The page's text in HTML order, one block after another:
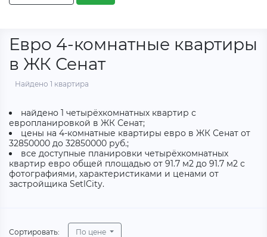
Евро 4-комнатные квартиры
в ЖК Сенат
Найдено 1 квартира
найдено 1 четырёхкомнатных квартир с
европланировкой в ЖК Сенат;
цены на 4-комнатные квартиры евро в ЖК Сенат от
32850000 до 32850000 руб.;
все доступные планировки четырёхкомнатных
квартир евро общей площадью от 91.7 м2 до 91.7 м2 с
фотографиями, характеристиками и ценами от
застройщика SetlCity.
Сортировать: По цене